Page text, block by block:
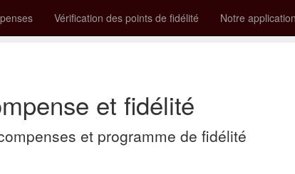
Vérification des points de fidélité Notre
et fidélité
et programme de fidélité